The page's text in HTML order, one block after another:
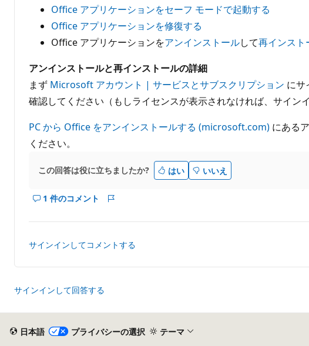
Office アプリケーションをセーフ モードで起動する
Office アプリケーションを修復する
Office アプリケーションをアンインストールして再インスト
アンインストールと再インストールの詳細
まず Microsoft アカウント | サービスとサブスクリプション にサ
確認してください（もしライセンスが表示されなければ、サイン
PC から Office をアンインストールする (microsoft.com) にある
ください。
この回答は役に立ちましたか? はい いいえ
1 件のコメント
こ
答
の
コ
ン
を
表
示
レ
ト
サインインしてコメントする
サインインして回答する
日本語 プライバシーの選択 テーマ